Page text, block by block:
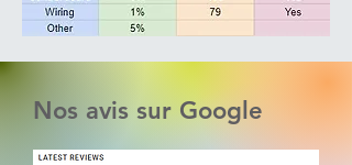
Nos avis sur Google